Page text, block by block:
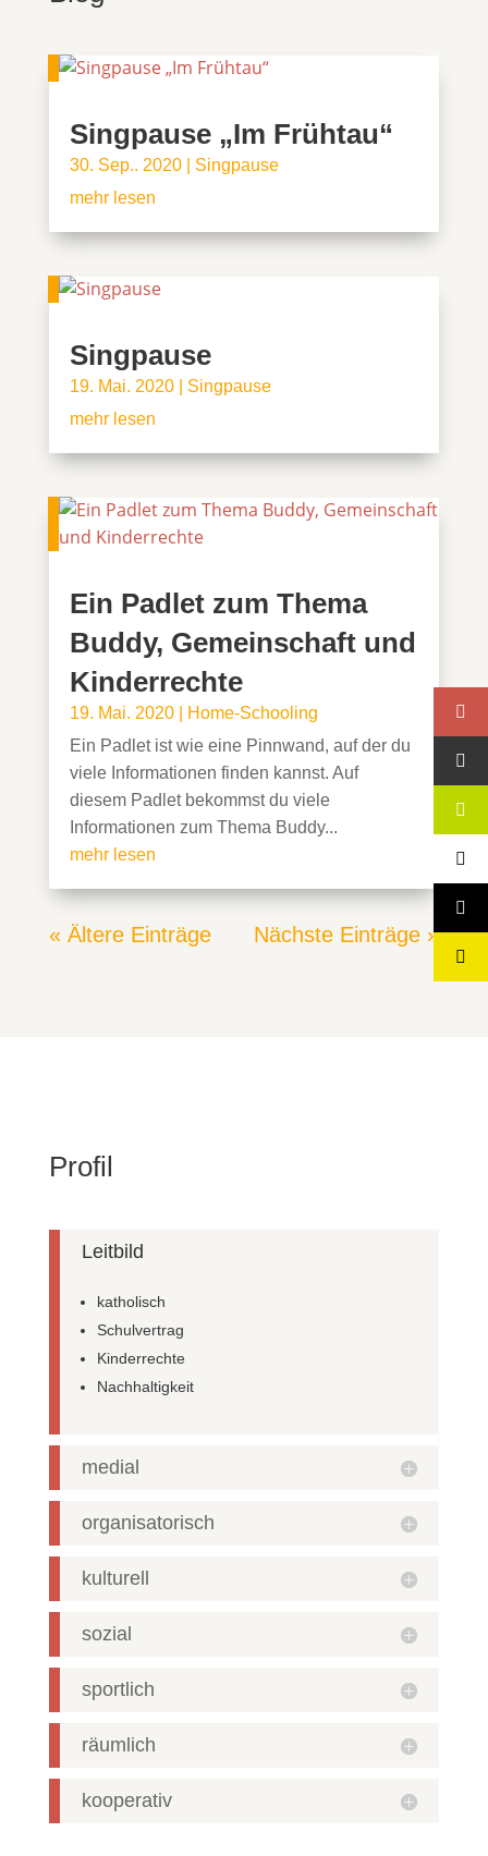
Singpause „Im Frühtau“
30. Sep.. 2020| Singpause
mehr lesen
Singpause
19. Mai. 2020| Singpause
mehr lesen
Ein Padlet zum Thema
Buddy, Gemeinschaft und
Kinderrechte
19. Mai. 2020|
Home-Schooling
Ein Padlet ist wie eine Pinnwand, auf der du
viele Informationen finden kannst. Auf
diesem Padlet bekommst du viele
Informationen zum Thema Buddy...
mehr lesen
« Ältere Einträge Nächste Einträge »
Profil
Leitbild
katholisch
Schulvertrag
Kinderrechte
Nachhaltigkeit
medial
organisatorisch
kulturell
sozial
sportlich
räumlich
kooperativ